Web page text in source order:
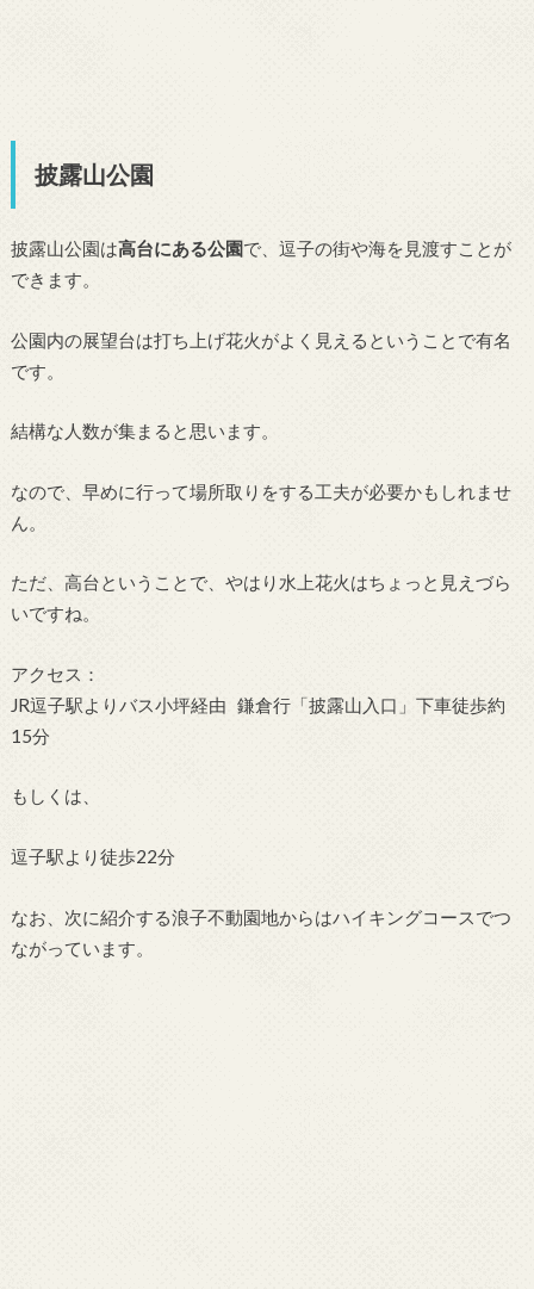
披露山公園
披露山公園は高台にある公園で、逗子の街や海を見渡すことが
できます。
公園内の展望台は打ち上げ花火がよく見えるということで有名
です。
結構な人数が集まると思います。
なので、早めに行って場所取りをする工夫が必要かもしれませ
ん。
ただ、高台ということで、やはり水上花火はちょっと見えづら
いですね。
アクセス：
JR逗子駅よりバス小坪経由 鎌倉行「披露山入口」下車徒歩約
15分
もしくは、
逗子駅より徒歩22分
なお、次に紹介する浪子不動園地からはハイキングコースでつ
ながっています。